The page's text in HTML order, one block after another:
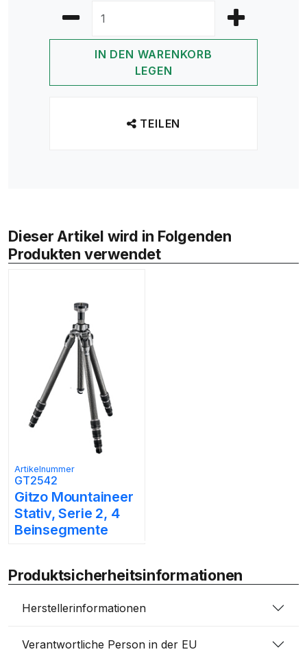
IN DEN WARENKORB
LEGEN
TEILEN
Dieser Artikel wird in Folgenden
Produkten verwendet
Artikelnummer
GT2542
Gitzo Mountaineer
Stativ, Serie 2, 4
Beinsegmente
Produktsicherheitsinformationen
Herstellerinformationen
Verantwortliche Person in der EU